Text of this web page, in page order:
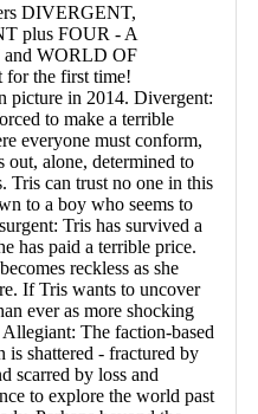
DIVERGENT,
plus FOUR - A
WORLD OF
for the first time!
in 2014. Divergent:
to make a terrible
everyone must conform,
out, alone, determined to
Tris can trust no one in this
to a boy who seems to
Tris has survived a
has paid a terrible price.
reckless as she
If Tris wants to uncover
ever as more shocking
The faction-based
is shattered - fractured by
scarred by loss and
to explore the world past